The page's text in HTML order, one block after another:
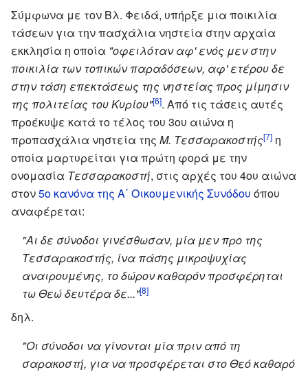
Σύμφωνα με τον Βλ. Φειδά, υπήρξε μια ποικιλία
τάσεων για την πασχάλια νηστεία στην αρχαία
εκκλησία η οποία "οφειλόταν αφ' ενός μεν στην
ποικιλία των τοπικών παραδόσεων, αφ' ετέρου δε
στην τάση επεκτάσεως της νηστείας προς μίμησιν
της πολιτείας του Κυρίου"[6]. Aπό τις τάσεις αυτές
προέκυψε κατά τo τέλος του 3ου αιώνα η
προπασχάλια νηστεία της Μ. Τεσσαρακοστής[7] η
οποία μαρτυρείται για πρώτη φορά με την
ονομασία Τεσσαρακοστή, στις αρχές του 4ου αιώνα
στον5ο κανόνα της Α΄ Οικουμενικής Συνόδου όπου
αναφέρεται:
"Αι δε σύνοδοι γινέσθωσαν, μία μεν προ της
Τεσσαρακοστής, ίνα πάσης μικροψυχίας
αναιρουμένης, το δώρον καθαρόν προσφέρηται
τω Θεώ δευτέρα δε..."[8]
δηλ.
"Οι σύνοδοι να γίνονται μία πριν από τη
σαρακοστή, για να προσφέρεται στο Θεό καθαρό